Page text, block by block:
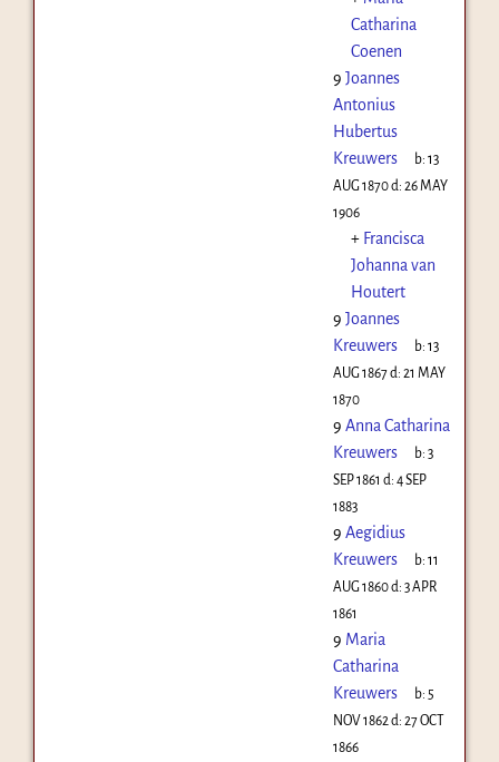
Catharina
Coenen
9 Joannes
Antonius
Hubertus
Kreuwers
b:13
AUG 1870d: 26 MAY
1906
+ Francisca
Johanna van
Houtert
9 Joannes
Kreuwers
b:13
AUG 1867d: 21 MAY
1870
9 Anna Catharina
Kreuwers
b:3
SEP 1861 d: 4 SEP
1883
9 Aegidius
Kreuwers
b:11
AUG 1860d: 3 APR
1861
9 Maria
Catharina
Kreuwers
b: 5
NOV 1862 d: 27 OCT
1866